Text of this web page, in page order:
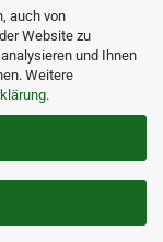
auch von
Website zu
und Ihnen
Weitere
.